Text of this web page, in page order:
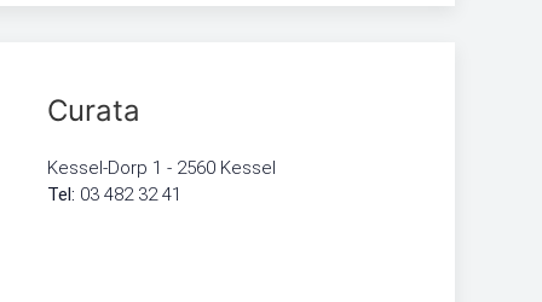
Curata
Kessel-Dorp 1 - 2560 Kessel
Tel: 03 482 32 41